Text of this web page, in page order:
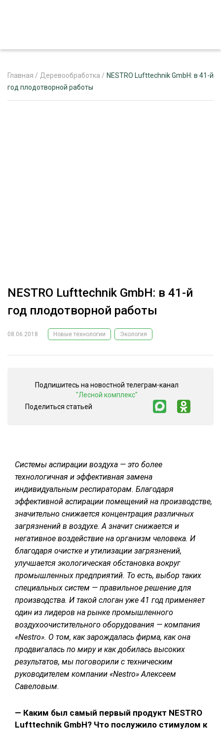
ЛЕСОВОССТАНОВЛЕНИЕ И ЗАЩИТА
ЛЕСОПИЛЕНИЕ
ДЕРЕВЯННОЕ ДОМОСТРОЕНИЕ
МЕБЕЛЬНОЕ ПРОИЗВОДСТВО
ПОДБОРКИ СТАТЕЙ
Главная / Деревообработка / NESTRO Lufttechnik GmbH: в 41-й
год плодотворной работы
NESTRO Lufttechnik GmbH: в 41-й
год плодотворной работы
08.06.2018 Новые технологии Экология
Системы аспирации воздуха — это более
технологичная и эффективная замена
индивидуальным респираторам. Благодаря
эффективной аспирации помещений на производстве,
значительно снижается концентрация различных
загрязнений в воздухе. А значит снижается и
негативное воздействие на организм человека. И
благодаря очистке и утилизации загрязнений,
улучшается экологическая обстановка вокруг
промышленных предприятий. То есть, выбор таких
специальных систем — правильное решение для
производства. И такой слоган уже 41 год применяет
один из лидеров на рынке промышленного
воздухоочистительного оборудования — компания
«Nestro». О том, как зарождалась фирма, как она
продвигалась по миру и как добилась высоких
результатов, мы поговорили с техническим
руководителем компании «Nestro» Алексеем
Савеловым.
— Каким был самый первый продукт NESTRO
Lufttechnik GmbH? Что послужило стимулом к
Подпишитесь на новостной телеграм-канал
"Лесной комплекс"
Поделиться статьей